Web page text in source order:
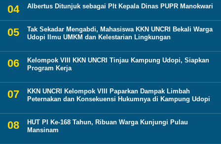
Albertus Ditunjuk sebagai Plt Kepala Dinas PUPR Manokwari
Tak Sekadar Mengabdi, Mahasiswa KKN UNCRI Bekali Warga
Udopi Ilmu UMKM dan Kelestarian Lingkungan
Kelompok VIII KKN UNCRI Tinjau Kampung Udopi, Siapkan
Program Kerja
KKN UNCRI Kelompok VIII Paparkan Dampak Limbah
Peternakan dan Konsekuensi Hukumnya di Kampung Udopi
HUT PI Ke-168 Tahun, Ribuan Warga Kunjungi Pulau
Mansinam